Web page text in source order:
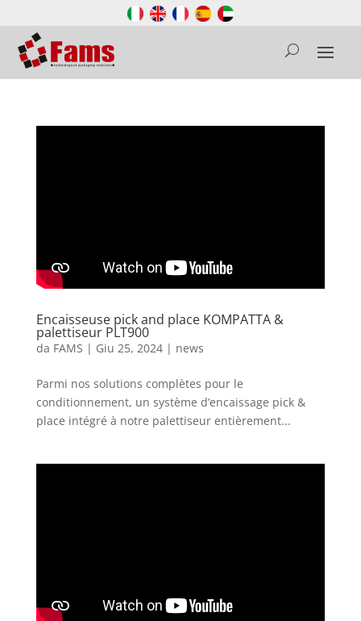
Encaisseuse pick and place KOMPATTA &
palettiseur PLT900
da FAMS | Giu 25, 2024| news
Parmi nos solutions complètes pour le
conditionnement, un système d’encaissage pick &
place intégré à notre palettiseur entièrement...